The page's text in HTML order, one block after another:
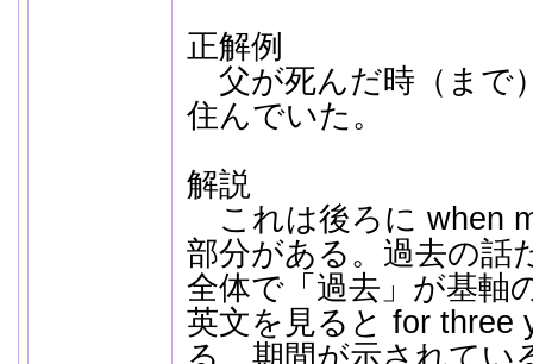
正解例
父が死んだ時（まで
住んでいた。
解説
これは後ろに when
部分がある。過去の話
全体で「過去」が基軸
英文を見ると for three
る。期間が示されてい